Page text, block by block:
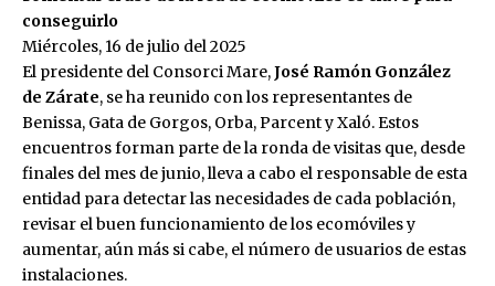
conseguirlo
Miércoles, 16 de julio del 2025
El presidente del Consorci Mare,José Ramón González
de Zárate, se ha reunido con los representantes de
Benissa, Gata de Gorgos, Orba, Parcent y Xaló. Estos
encuentros forman parte de la ronda de visitas que, desde
finales del mes de junio, lleva a cabo el responsable de esta
entidad para detectar las necesidades de cada población,
revisar el buen funcionamiento de los ecomóviles y
aumentar, aún más si cabe, el número de usuarios de estas
instalaciones.